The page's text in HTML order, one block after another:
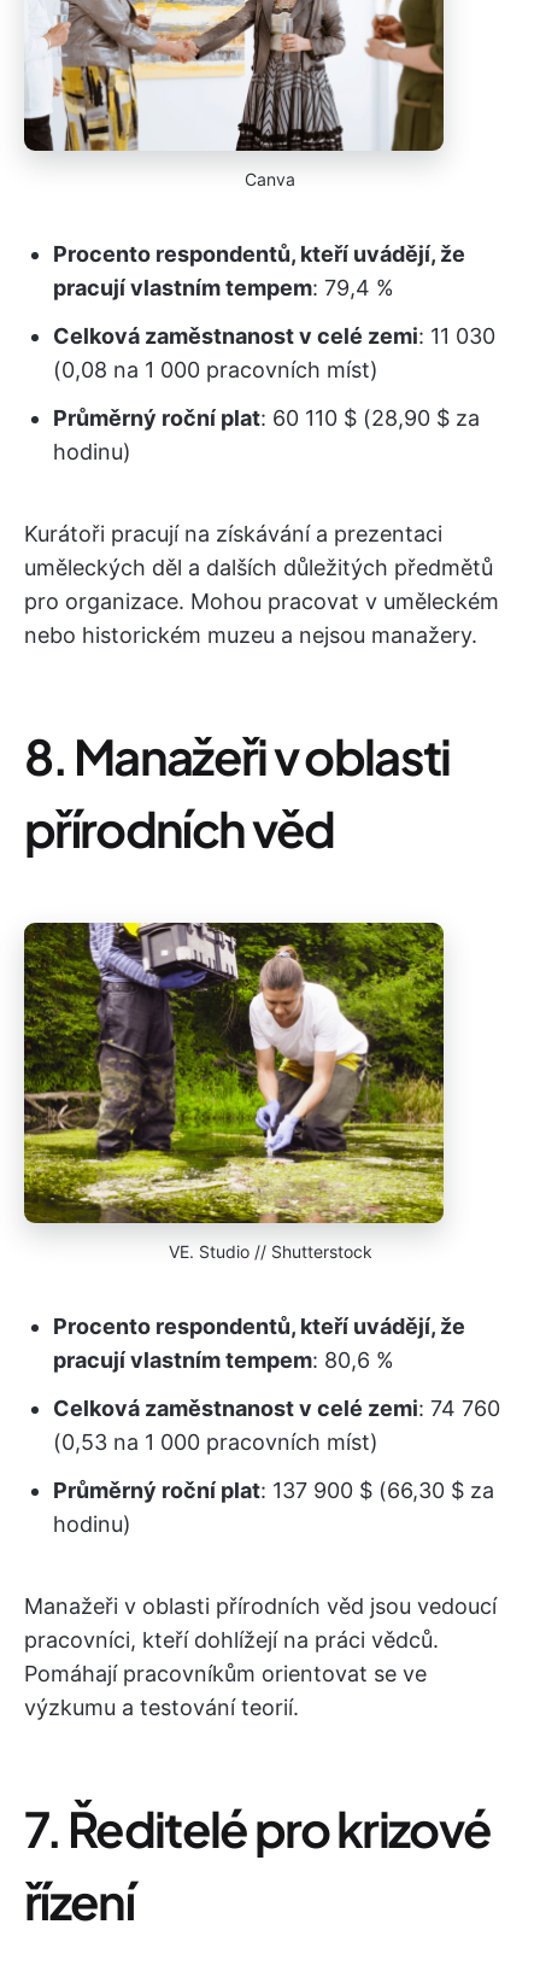
Canva
Procento respondentů, kteří uvádějí, že
pracují vlastním tempem: 79,4 %
Celková zaměstnanost v celé zemi: 11 030
(0,08 na 1 000 pracovních míst)
Průměrný roční plat: 60 110 $ (28,90 $ za
hodinu)
Kurátoři pracují na získávání a prezentaci
uměleckých děl a dalších důležitých předmětů
pro organizace. Mohou pracovat v uměleckém
nebo historickém muzeu a nejsou manažery.
8. Manažeři v oblasti
přírodních věd
VE. Studio // Shutterstock
Procento respondentů, kteří uvádějí, že
pracují vlastním tempem: 80,6 %
Celková zaměstnanost v celé zemi: 74 760
(0,53 na 1 000 pracovních míst)
Průměrný roční plat: 137 900 $ (66,30 $ za
hodinu)
Manažeři v oblasti přírodních věd jsou vedoucí
pracovníci, kteří dohlížejí na práci vědců.
Pomáhají pracovníkům orientovat se ve
výzkumu a testování teorií.
7. Ředitelé pro krizové
řízení